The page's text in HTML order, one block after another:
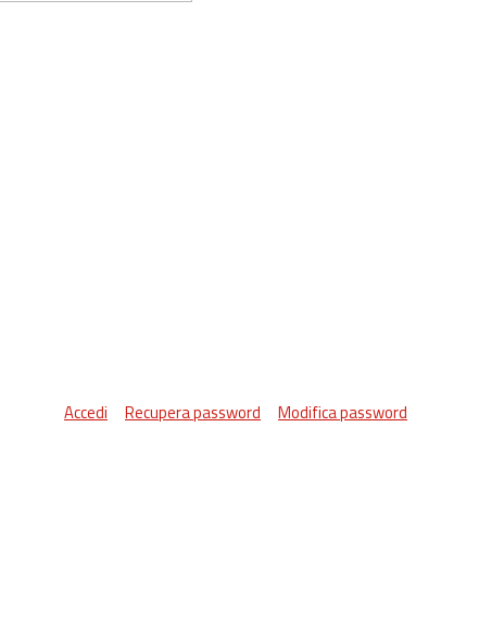
Accedi Recupera password Modifica password